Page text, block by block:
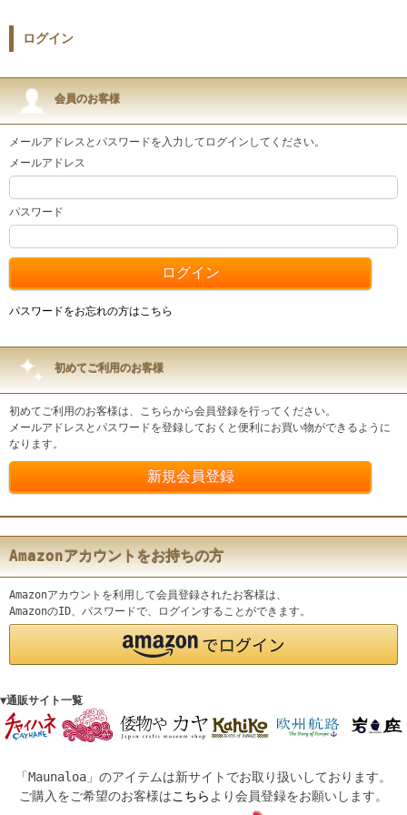
ログイン
会員のお客様
メールアドレスとパスワードを入力してログインしてください。
メールアドレス
パスワード
パスワードをお忘れの方はこちら
初めてご利用のお客様
初めてご利用のお客様は、こちらから会員登録を行ってください。
メールアドレスとパスワードを登録しておくと便利にお買い物ができるように
なります。
Amazonアカウントをお持ちの方
Amazonアカウントを利用して会員登録されたお客様は、
AmazonのID、パスワードで、ログインすることができます。
▼通販サイト一覧
「Maunaloa」のアイテムは新サイトでお取り扱いしております。
ご購入をご希望のお客様はこちら より会員登録をお願いします。